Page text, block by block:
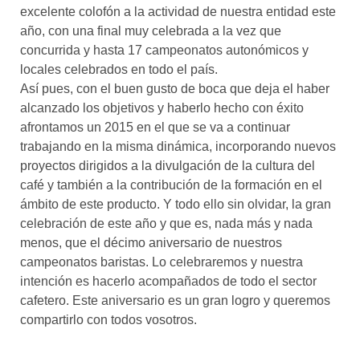
excelente colofón a la actividad de nuestra entidad este
año, con una final muy celebrada a la vez que
concurrida y hasta 17 campeonatos autonómicos y
locales celebrados en todo el país.
Así pues, con el buen gusto de boca que deja el haber
alcanzado los objetivos y haberlo hecho con éxito
afrontamos un 2015 en el que se va a continuar
trabajando en la misma dinámica, incorporando nuevos
proyectos dirigidos a la divulgación de la cultura del
café y también a la contribución de la formación en el
ámbito de este producto. Y todo ello sin olvidar, la gran
celebración de este año y que es, nada más y nada
menos, que el décimo aniversario de nuestros
campeonatos baristas. Lo celebraremos y nuestra
intención es hacerlo acompañados de todo el sector
cafetero. Este aniversario es un gran logro y queremos
compartirlo con todos vosotros.